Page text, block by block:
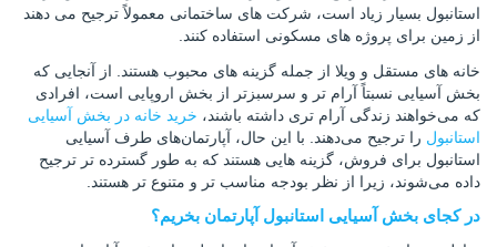
استانبول بسیار زیاد است، شرکت های ساختمانی معمولاً ترجیح می دهند
از زمین برای پروژه های مسکونی استفاده کنند.
خانه های مستقل و ویلا از جمله گزینه های محبوب هستند. از آنجایی که
بخش آسیایی نسبتاً آرام‌ تر و سرسبزتر از بخش اروپایی است، افرادی
که می‌خواهند زندگی آرام‌ تری داشته باشند، خرید خانه‌ در بخش آسیایی
استانبول را ترجیح می‌دهند. با این حال، آپارتمان‌های طرف آسیایی
استانبول برای فروش، گزینه‌ هایی هستند که به‌ طور گسترده تر ترجیح
داده می‌شوند، زیرا از نظر بودجه مناسب‌ تر و متنوع‌ تر هستند.
در کجای بخش آسیایی استانبول آپارتمان بخریم؟